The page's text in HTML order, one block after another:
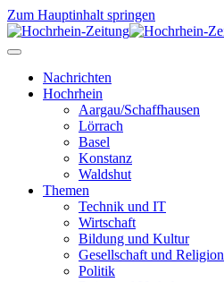
Zum Hauptinhalt springen
Nachrichten
Hochrhein
Aargau/Schaffhausen
Lörrach
Basel
Konstanz
Waldshut
Themen
Technik und IT
Wirtschaft
Bildung und Kultur
Gesellschaft und Religion
Politik